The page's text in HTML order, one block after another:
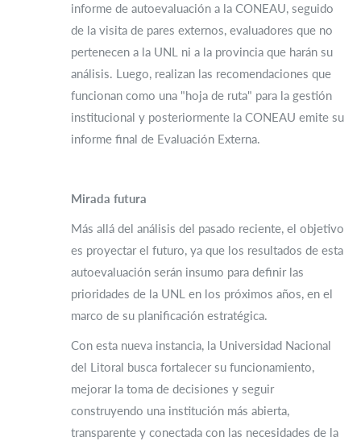
informe de autoevaluación a la CONEAU, seguido
de la visita de pares externos, evaluadores que no
pertenecen a la UNL ni a la provincia que harán su
análisis. Luego, realizan las recomendaciones que
funcionan como una "hoja de ruta" para la gestión
institucional y posteriormente la CONEAU emite su
informe final de Evaluación Externa.
Mirada futura
Más allá del análisis del pasado reciente, el objetivo
es proyectar el futuro, ya que los resultados de esta
autoevaluación serán insumo para definir las
prioridades de la UNL en los próximos años, en el
marco de su planificación estratégica.
Con esta nueva instancia, la Universidad Nacional
del Litoral busca fortalecer su funcionamiento,
mejorar la toma de decisiones y seguir
construyendo una institución más abierta,
transparente y conectada con las necesidades de la